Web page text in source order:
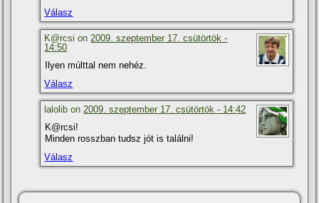
Válasz
K@rcsi on2009. szeptember 17. csütörtök -
14:50
Ilyen múlttal nem nehéz.
Válasz
lalolib on2009. szeptember 17. csütörtök - 14:42
K@rcsi!
Minden rosszban tudsz jót is találni!
Válasz